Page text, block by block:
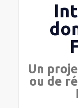
Un
ou de